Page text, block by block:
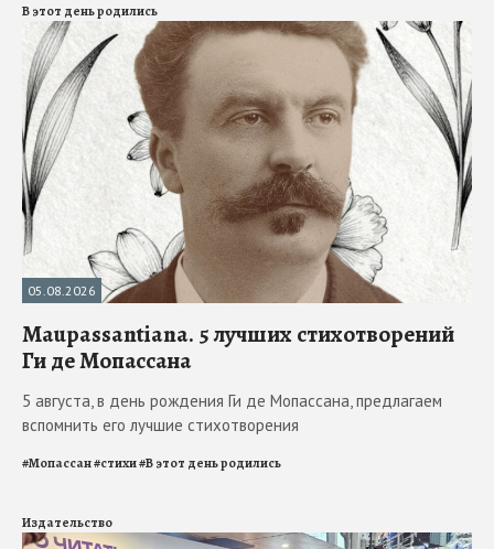
В этот день родились
05.08.2026
Maupassantiana. 5 лучших стихотворений
Ги де Мопассана
5 августа, в день рождения Ги де Мопассана, предлагаем
вспомнить его лучшие стихотворения
#Мопассан#стихи#В этот день родились
Издательство